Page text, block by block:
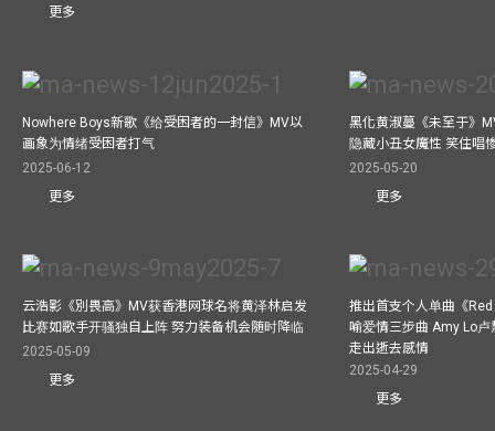
更多
Nowhere Boys新歌《给受困者的一封信》MV以
画象为情绪受困者打气
2025-06-12
更多
黑化黄淑蔓《未至于》
隐藏小丑女魔性 笑住唱
2025-05-20
更多
云浩影《別畏高》MV获香港网球名将黄泽林启发
比赛如歌手开骚独自上阵 努力装备机会随时降临
2025-05-09
更多
推出首支个人单曲《
喻爱情三步曲 Amy Lo
走出逝去感情
2025-04-29
更多